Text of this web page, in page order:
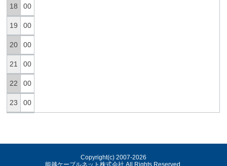
18 00
19 00
20 00
21 00
22 00
23 00
Copyright(c) 2007-2026
能越ケーブルネット株式会社 All Rights Reserved.